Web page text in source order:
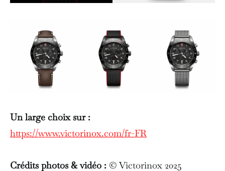
Un large choix sur :
https://www.victorinox.com/fr-FR
Crédits photos & vidéo : © Victorinox 2025